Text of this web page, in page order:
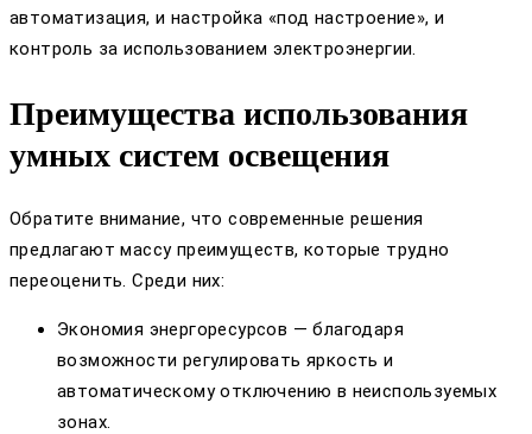
автоматизация, и настройка «под настроение», и
контроль за использованием электроэнергии.
Преимущества использования
умных систем освещения
Обратите внимание, что современные решения
предлагают массу преимуществ, которые трудно
переоценить. Среди них:
Экономия энергоресурсов — благодаря
возможности регулировать яркость и
автоматическому отключению в неиспользуемых
зонах.